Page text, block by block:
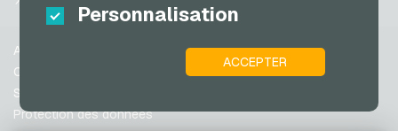
Personnalisation
ACCEPTER
Suisse (IT)
États-unis (ES)
Aide
Conditions generales
Sécurité & vérification
Protection des données